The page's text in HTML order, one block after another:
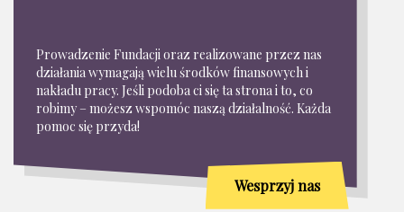
Prowadzenie Fundacji oraz realizowane przez nas
działania wymagają wielu środków finansowych i
nakładu pracy. Jeśli podoba ci się ta strona i to, co
robimy – możesz wspomóc naszą działalność. Każda
pomoc się przyda!
Wesprzyj nas